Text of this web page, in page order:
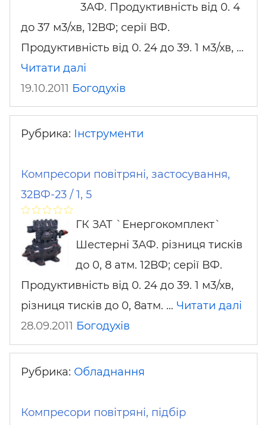
3АФ. Продуктивність від 0. 4
до 37 м3/хв, 12ВФ; серії ВФ.
Продуктивність від 0. 24 до 39. 1 м3/хв, …
Читати далі
19.10.2011 Богодухів
Рубрика: Інструменти
Компресори повітряні, застосування,
32ВФ-23 / 1, 5
ГК ЗАТ `Енергокомплект`
Шестерні 3АФ. різниця тисків
до 0, 8 атм. 12ВФ; серії ВФ.
Продуктивність від 0. 24 до 39. 1 м3/хв,
різниця тисків до 0, 8атм. … Читати далі
28.09.2011 Богодухів
Рубрика: Обладнання
Компресори повітряні, підбір